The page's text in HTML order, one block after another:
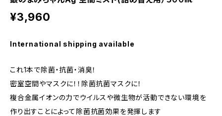
¥3,960
International shipping available
これ1本で除菌・抗菌・消臭！
密室空間やマスクに！！除菌抗菌マスクに！
複合金属イオンの力でウイルスや微生物が活動できない環境を
作り出すことによって除菌抗菌効果を発揮します